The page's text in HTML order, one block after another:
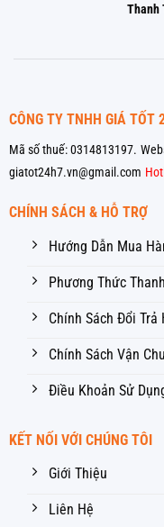
Thanh
CÔNG TY TNHH GIÁ TỐT
Mã số thuế: 0314813197.
giatot24h7.vn@gmail.com
CHÍNH SÁCH & HỖ TRỢ
Hướng Dẫn Mua
Phương Thức
Chính Sách Đổi Trả
Chính Sách Vận
Điều Khoản Sử
KẾT NỐI VỚI CHÚNG TÔI
Giới Thiệu
Liên Hệ